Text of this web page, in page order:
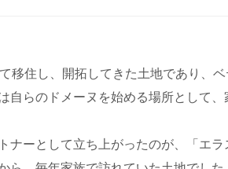
住し、開拓してきた土地であり、ベ
らのドメーヌを始める場所として
ーとして立ち上がったのが、「エ